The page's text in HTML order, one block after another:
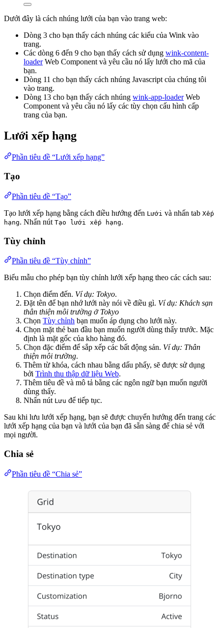
Dưới đây là cách nhúng lưới của bạn vào trang web:
Dòng 3 cho bạn thấy cách nhúng các kiểu của Wink vào
trang.
Các dòng 6 đến 9 cho bạn thấy cách sử dụng wink-content-
loaderWeb Component và yêu cầu nó lấy lưới cho mã của
bạn.
Dòng 11 cho bạn thấy cách nhúng Javascript của chúng tôi
vào trang.
Dòng 13 cho bạn thấy cách nhúng wink-app-loaderWeb
Component và yêu cầu nó lấy các tùy chọn cấu hình cấp
trang của bạn.
Lưới xếp hạng
Phần tiêu đề “Lưới xếp hạng”
Tạo
Phần tiêu đề “Tạo”
Tạo lưới xếp hạng bằng cách điều hướng đến Lưới và nhấn tab Xếp
hạng. Nhấn nút Tạo lưới xếp hạng.
Tùy chỉnh
Phần tiêu đề “Tùy chỉnh”
Biểu mẫu cho phép bạn tùy chỉnh lưới xếp hạng theo các cách sau:
Chọn điểm đến. Ví dụ: Tokyo.
Đặt tên để bạn nhớ lưới này nói về điều gì. Ví dụ: Khách sạn
thân thiện môi trường ở Tokyo
Chọn Tùy chỉnh bạn muốn áp dụng cho lưới này.
Chọn mặt thẻ ban đầu bạn muốn người dùng thấy trước. Mặc
định là mặt gốc của kho hàng đó.
Chọn đặc điểm để sắp xếp các bất động sản. Ví dụ: Thân
thiện môi trường.
Thêm từ khóa, cách nhau bằng dấu phẩy, sẽ được sử dụng
bởi Trình thu thập dữ liệu Web.
Thêm tiêu đề và mô tả bằng các ngôn ngữ bạn muốn người
dùng thấy.
Nhấn nút Lưu để tiếp tục.
Sau khi lưu lưới xếp hạng, bạn sẽ được chuyển hướng đến trang các
lưới xếp hạng của bạn và lưới của bạn đã sẵn sàng để chia sẻ với
mọi người.
Chia sẻ
Phần tiêu đề “Chia sẻ”